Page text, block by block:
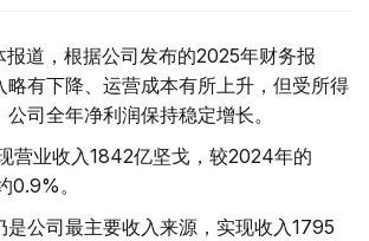
道，根据公司发布的2025年财务报
略有下降、运营成本有所上升，但受所得
司全年净利润保持稳定增长。
营业收入1842亿坚戈，较2024年的
0.9%。
是公司最主要收入来源，实现收入1795